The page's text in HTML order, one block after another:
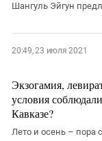
Шангуль Эйгун
20:49, 23 июля 2021
Экзогамия,
условия
Кавказе?
Лето и осень – пора